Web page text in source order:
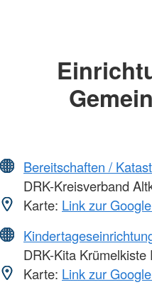
Bereitschaften /
DRK-Kreisverband
Karte: Link zur
DRK-Kita Krümelkiste
Karte: Link zur